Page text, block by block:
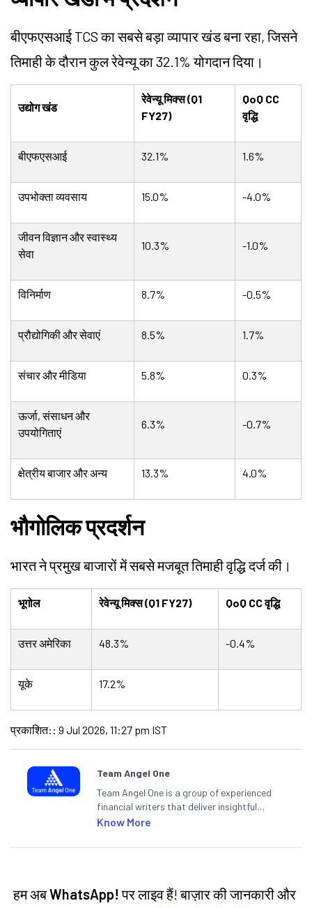
बीएफएसआई TCS का सबसे बड़ा व्यापार खंड बना रहा, जिसने
तिमाही के दौरान कुल रेवेन्यू का 32.1% योगदान दिया।
उद्योग खंड
रेवेन्यू मिक्स (Q1
FY27)
QoQ CC
वृद्धि
बीएफएसआई 32.1% 1.6%
उपभोक्ता व्यवसाय 15.0% -4.0%
जीवन विज्ञान और स्वास्थ्य
सेवा
10.3% -1.0%
विनिर्माण 8.7% -0.5%
प्रौद्योगिकी और सेवाएं 8.5% 1.7%
संचार और मीडिया 5.8% 0.3%
ऊर्जा, संसाधन और
उपयोगिताएं
6.3% -0.7%
क्षेत्रीय बाजार और अन्य 13.3% 4.0%
भौगोलिक प्रदर्शन
भारत ने प्रमुख बाजारों में सबसे मजबूत तिमाही वृद्धि दर्ज की।
भूगोल रेवेन्यू मिक्स (Q1 FY27) QoQ CC वृद्धि
उत्तर अमेरिका 48.3% -0.4%
यूके 17.2%
प्रकाशित: : 9 Jul 2026, 11:27 pm IST
Team Angel One
Team Angel One is a group of experienced
financial writers that deliver insightful
articles on the stock market, IPO, economy,
categories.
Know More
हम अबWhatsApp! पर लाइव हैं! बाज़ार की जानकारी और